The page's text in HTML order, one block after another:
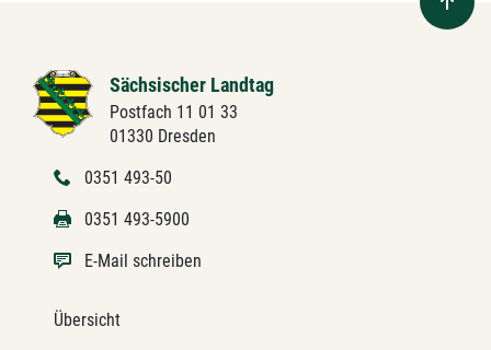
Sächsischer Landtag
Postfach 11 01 33
01330 Dresden
0351 493-50
0351 493-5900
E-Mail schreiben
Übersicht